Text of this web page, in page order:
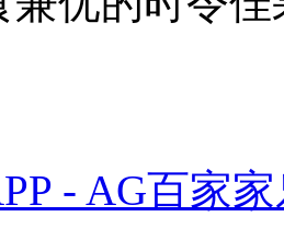
- AG百家